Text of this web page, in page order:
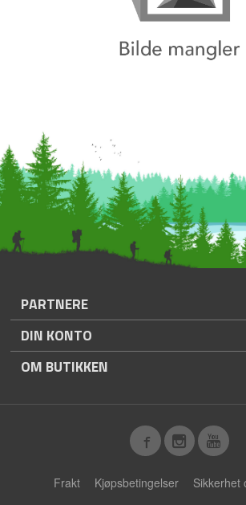
PARTNERE
DIN KONTO
OM BUTIKKEN
Frakt Kjøpsbetingelser Sikkerhet